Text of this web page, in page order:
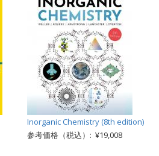
Inorganic Chemistry (8th edition)
参考価格（税込）: ¥19,008